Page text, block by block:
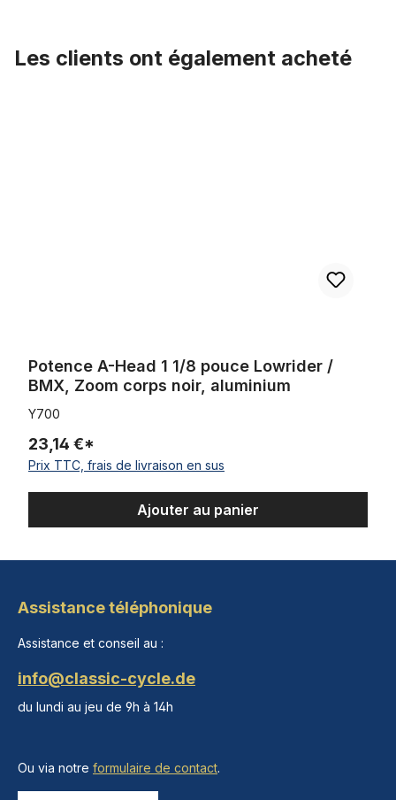
Les clients ont également acheté
Potence A-Head 1 1/8 pouce Lowrider /
BMX, Zoom corps noir, aluminium
Y700
23,14 €*
Prix TTC, frais de livraison en sus
Ajouter au panier
Assistance téléphonique
Assistance et conseil au :
info@classic-cycle.de
du lundi au jeu de 9h à 14h
Ou via notre formulaire de contact.